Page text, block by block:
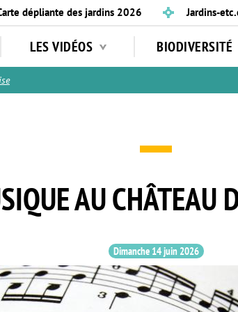
dépliante des jardins 2026 Jardins-
LES VIDÉOS BIODIVERSITÉ
AU CHÂTEAU
Dimanche 14 juin 2026